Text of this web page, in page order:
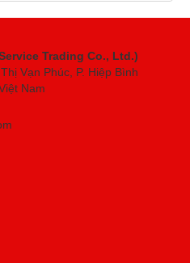
Trading Co., Ltd.)
Vạn Phúc, P. Hiệp Bình
Việt Nam